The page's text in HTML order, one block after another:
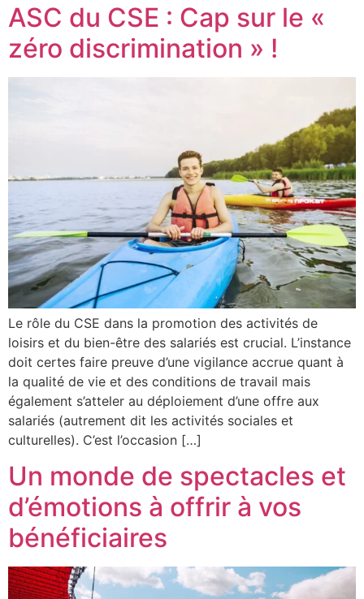
ASC du CSE : Cap sur le «
zéro discrimination » !
Le rôle du CSE dans la promotion des activités de
loisirs et du bien-être des salariés est crucial. L’instance
doit certes faire preuve d’une vigilance accrue quant à
la qualité de vie et des conditions de travail mais
également s’atteler au déploiement d’une offre aux
salariés (autrement dit les activités sociales et
culturelles). C’est l’occasion […]
Un monde de spectacles et
d’émotions à offrir à vos
bénéficiaires